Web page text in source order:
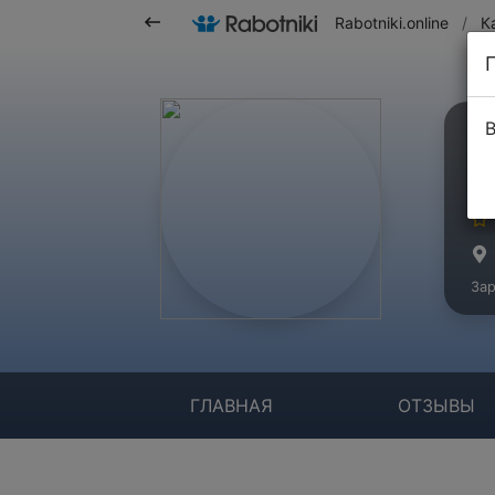
Rabotniki.online /
ГЛАВНАЯ ОТЗЫВЫ